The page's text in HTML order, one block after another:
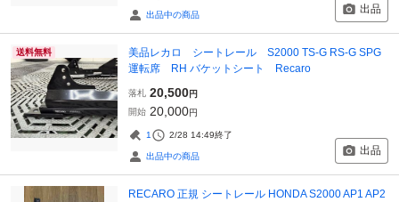
出品中の商品 出品
送料無料
美品レカロ シートレール S2000 TS-G RS-G SPG
運転席 RH バケットシート Recaro
落札 20,500円
開始 20,000円
1 2/28 14:49終了
出品中の商品 出品
RECARO 正規 シートレール HONDA S2000 AP1 AP2